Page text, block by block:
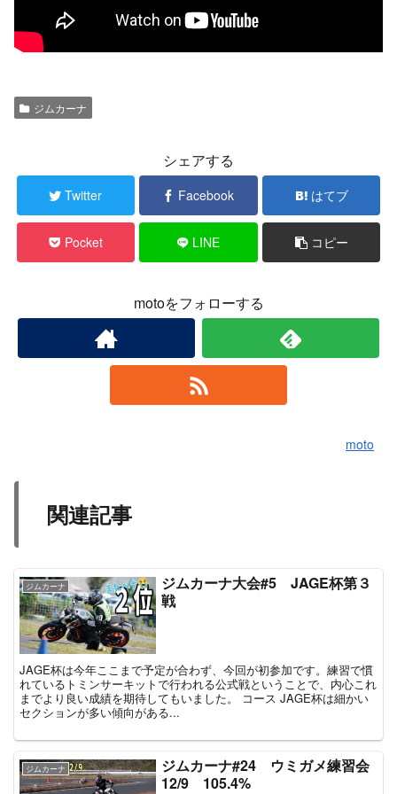
ジムカーナ
シェアする
Twitter Facebook はてブ
Pocket LINE コピー
motoをフォローする
moto
関連記事
ジムカーナ
ジムカーナ大会#5 JAGE杯第３
戦
JAGE杯は今年ここまで予定が合わず、今回が初参加です。練習で慣
れているトミンサーキットで行われる公式戦ということで、内心これ
までより良い成績を期待してもいました。 コース JAGE杯は細かい
セクションが多い傾向がある...
ジムカーナ
ジムカーナ#24 ウミガメ練習会
12/9 105.4%